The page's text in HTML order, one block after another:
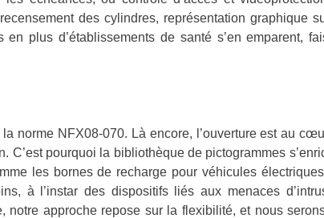
des cylindres, représentation graphique
plus d’établissements de santé s’en emparent,
norme NFX08-070. Là encore, l’ouverture est au
pourquoi la bibliothèque de pictogrammes
les bornes de recharge pour véhicules
à l’instar des dispositifs liés aux menaces
approche repose sur la flexibilité, et nous